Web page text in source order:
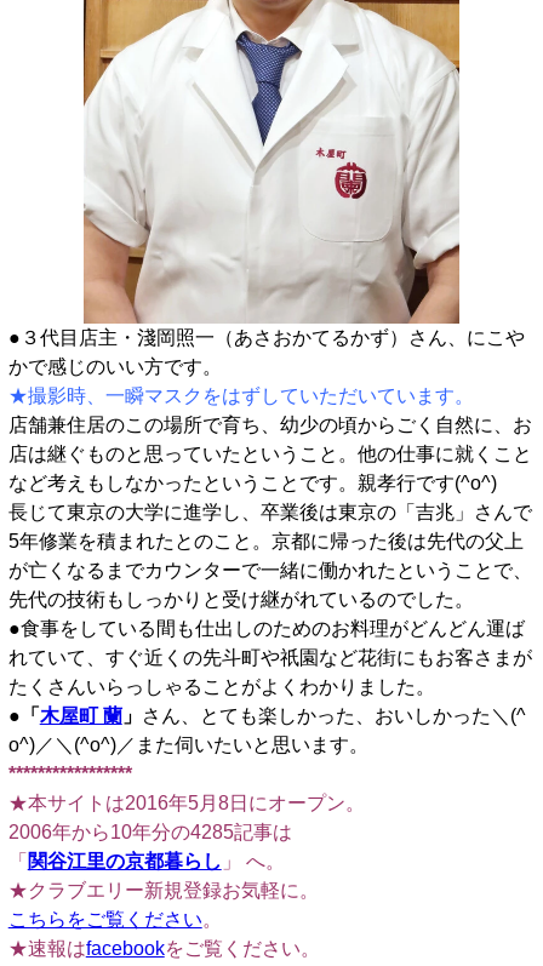
●３代目店主・淺岡照一（あさおかてるかず）さん、にこや
かで感じのいい方です。
★撮影時、一瞬マスクをはずしていただいています。
店舗兼住居のこの場所で育ち、幼少の頃からごく自然に、お
店は継ぐものと思っていたということ。他の仕事に就くこと
など考えもしなかったということです。親孝行です(^o^)
長じて東京の大学に進学し、卒業後は東京の「吉兆」さんで
5年修業を積まれたとのこと。京都に帰った後は先代の父上
が亡くなるまでカウンターで一緒に働かれたということで、
先代の技術もしっかりと受け継がれているのでした。
●食事をしている間も仕出しのためのお料理がどんどん運ば
れていて、すぐ近くの先斗町や祇園など花街にもお客さまが
たくさんいらっしゃることがよくわかりました。
● 「 木屋町 蘭」 さん、とても楽しかった、おいしかった＼(^
o^)／＼(^o^)／また伺いたいと思います。
*****************
★本サイトは2016年5月8日にオープン。
2006年から10年分の4285記事は
「 関谷江里の京都暮らし 」 へ。
★クラブエリー新規登録お気軽に。
こちらをご覧ください。
★速報はfacebookをご覧ください。